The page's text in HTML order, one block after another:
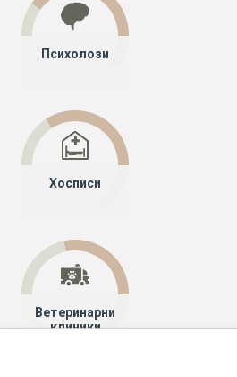
Психолози
Хосписи
Ветеринарни
клиники